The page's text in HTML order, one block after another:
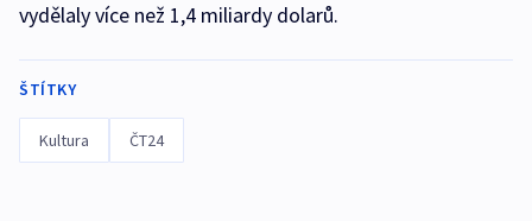
vydělaly více než 1,4 miliardy dolarů.
ŠTÍTKY
Kultura ČT24